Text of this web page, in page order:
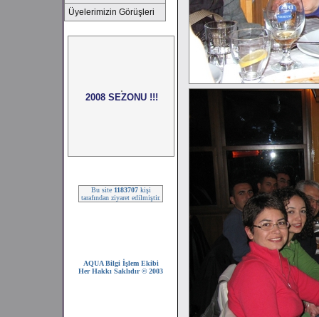
Üyelerimizin Görüşleri
2008 SEZONU !!!
Bu site 1183707kişi
tarafından ziyaret edilmiştir.
AQUA Bilgi İşlem Ekibi
Her Hakkı Saklıdır © 2003